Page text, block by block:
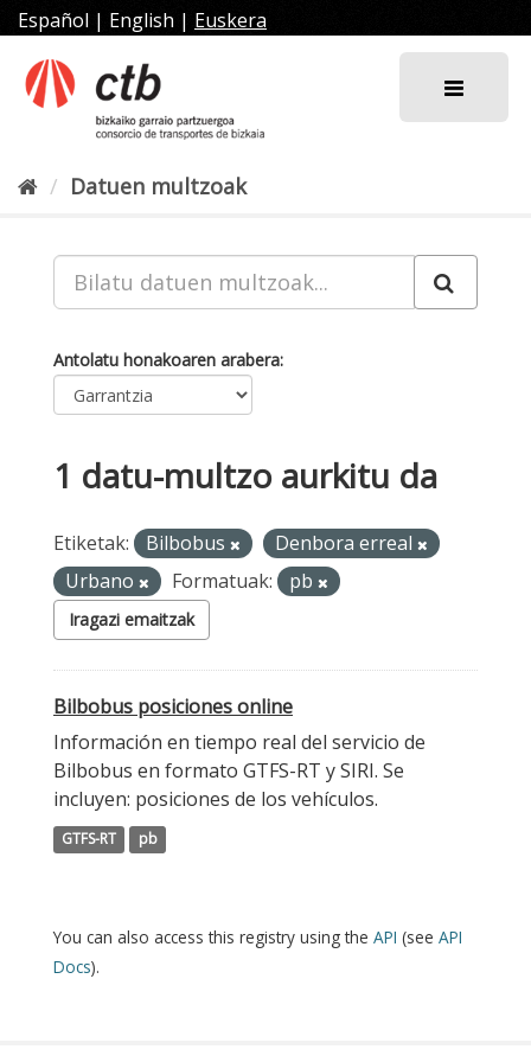
Joan
edukira
Español | English | Euskera
Datuen multzoak
Antolatu honakoaren arabera
1 datu-multzo aurkitu da
Etiketak: Bilbobus
Denbora erreal
Urbano
Formatuak: pb
Iragazi emaitzak
Bilbobus posiciones online
Información en tiempo real del servicio de
Bilbobus en formato GTFS-RT y SIRI. Se
incluyen: posiciones de los vehículos.
GTFS-RT pb
You can also access this registry using the API (see API
Docs).